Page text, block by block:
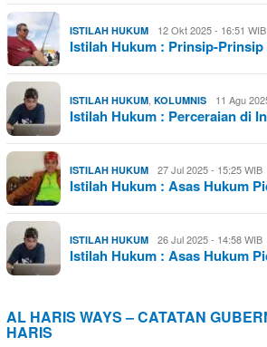
ISTILAH HUKUM 12 Okt 2025 - 16:51 WIB
Istilah Hukum : Prinsip-
ISTILAH HUKUM KOLUMNIS 11 Agu
Istilah Hukum : Perceraian di
ISTILAH HUKUM 27 Jul 2025 - 15:25 WIB
Istilah Hukum : Asas Hukum
ISTILAH HUKUM 26 Jul 2025 - 14:58 WIB
Istilah Hukum : Asas Hukum
AL HARIS WAYS – CATATAN
HARIS